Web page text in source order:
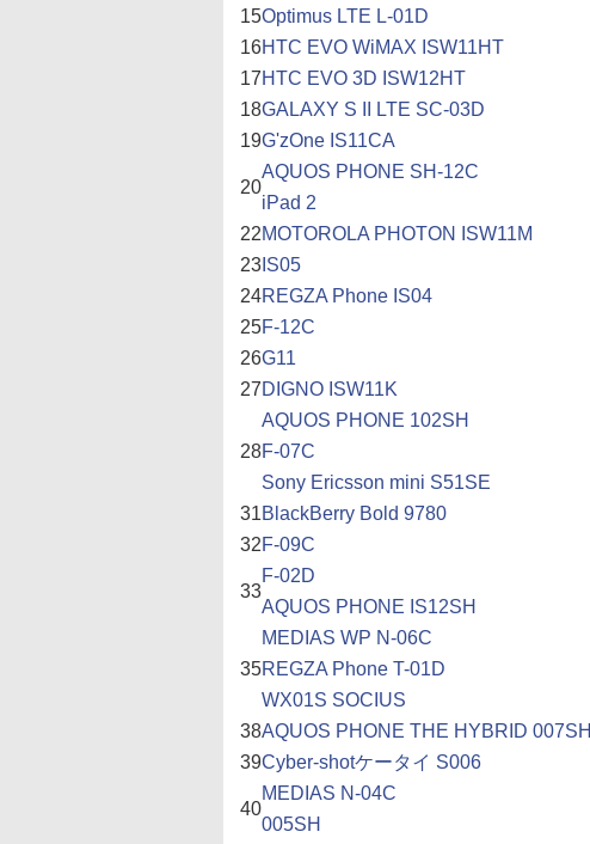
15Optimus LTE L-01D
16HTC EVO WiMAX ISW11HT
17HTC EVO 3D ISW12HT
18GALAXY S II LTE SC-03D
19G'zOne IS11CA
20
AQUOS PHONE SH-12C
iPad 2
22MOTOROLA PHOTON ISW11M
23 IS05
24REGZA Phone IS04
25F-12C
26G11
27DIGNO ISW11K
28
AQUOS PHONE 102SH
F-07C
Sony Ericsson mini S51SE
31BlackBerry Bold 9780
32F-09C
33
F-02D
AQUOS PHONE IS12SH
35
MEDIAS WP N-06C
REGZA Phone T-01D
WX01S SOCIUS
38AQUOS PHONE THE HYBRID 007SH
39Cyber-shotケータイ S006
40
MEDIAS N-04C
005SH